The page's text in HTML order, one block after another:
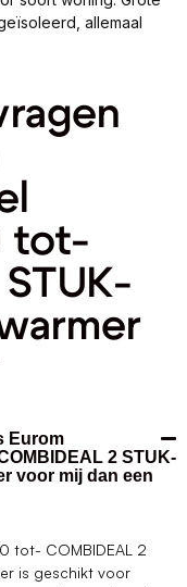
allemaal
tot-
Eurom
2 STUK-
voor mij dan een
tot- COMBIDEAL 2
is geschikt voor